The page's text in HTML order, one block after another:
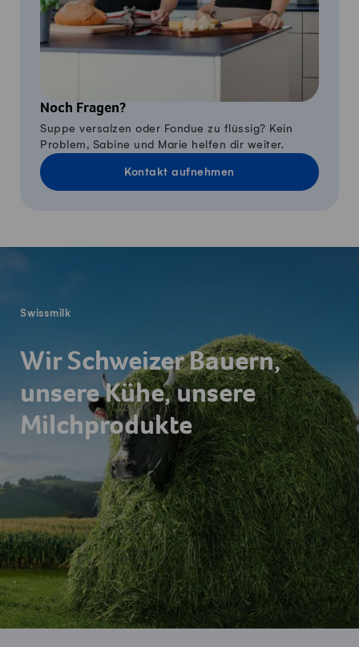
Noch Fragen?
Suppe versalzen oder Fondue zu flüssig? Kein
Problem, Sabine und Marie helfen dir weiter.
Kontakt aufnehmen
Swissmilk
Wir Schweizer Bauern,
unsere Kühe, unsere
Milchprodukte